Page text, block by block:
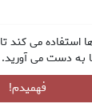
استفاده می کند
به دست می آورید.
فهمیدم!